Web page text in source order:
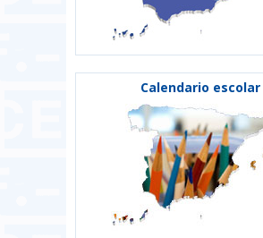
Calendario escolar